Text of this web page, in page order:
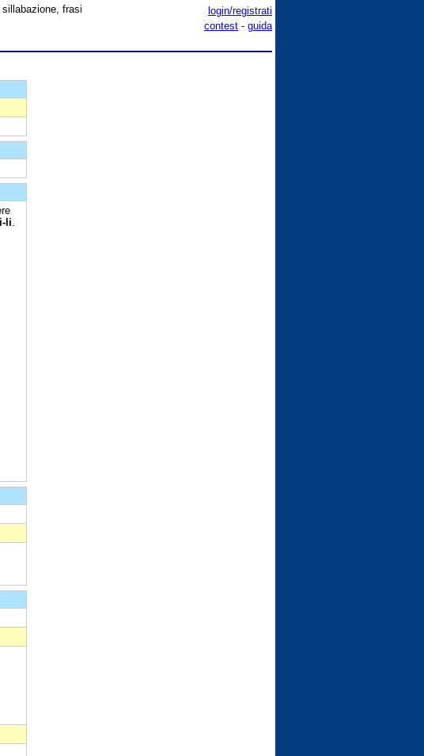
login/registrati
contest - guida
frasi
li